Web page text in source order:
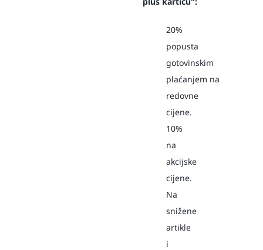
20%
popusta
gotovinskim
plaćanjem na
redovne
cijene.
10%
na
akcijske
cijene.
Na
snižene
artikle
i